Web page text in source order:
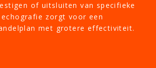
of uitsluiten van specifieke
zorgt voor een
met grotere effectiviteit.